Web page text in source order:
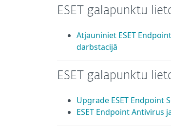
ESET galapunktu
Atjauniniet ESET
darbstacijā
ESET galapunktu
Upgrade ESET Endpoint
ESET Endpoint Antivirus